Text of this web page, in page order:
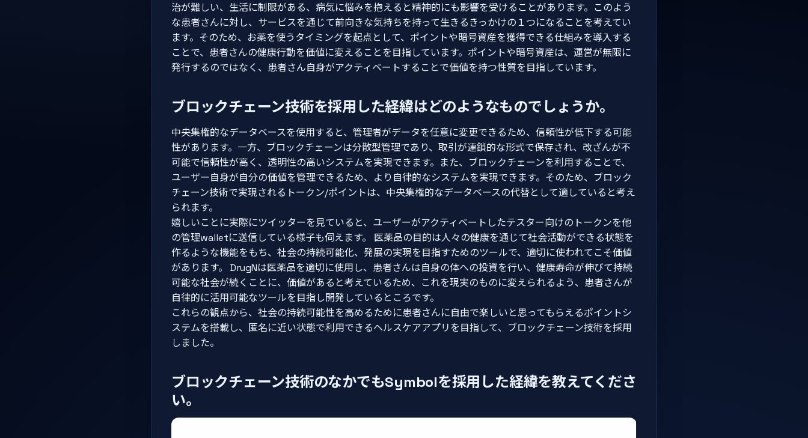
治が難しい、生活に制限がある、病気に悩みを抱えると精神的にも影響を受けることがあります。このよう
な患者さんに対し、サービスを通じて前向きな気持ちを持って生きるきっかけの１つになることを考えてい
ます。そのため、お薬を使うタイミングを起点として、ポイントや暗号資産を獲得できる仕組みを導入する
ことで、患者さんの健康行動を価値に変えることを目指しています。ポイントや暗号資産は、運営が無限に
発行するのではなく、患者さん自身がアクティベートすることで価値を持つ性質を目指しています。
ブロックチェーン技術を採用した経緯はどのようなものでしょうか。
中央集権的なデータベースを使用すると、管理者がデータを任意に変更できるため、信頼性が低下する可能
性があります。一方、ブロックチェーンは分散型管理であり、取引が連鎖的な形式で保存され、改ざんが不
可能で信頼性が高く、透明性の高いシステムを実現できます。また、ブロックチェーンを利用することで、
ユーザー自身が自分の価値を管理できるため、より自律的なシステムを実現できます。そのため、ブロック
チェーン技術で実現されるトークン/ポイントは、中央集権的なデータベースの代替として適していると考え
られます。
嬉しいことに実際にツイッターを見ていると、ユーザーがアクティベートしたテスター向けのトークンを他
の管理walletに送信している様子も伺えます。 医薬品の目的は人々の健康を通じて社会活動ができる状態を
作るような機能をもち、社会の持続可能化、発展の実現を目指すためのツールで、適切に使われてこそ価値
があります。 DrugNは医薬品を適切に使用し、患者さんは自身の体への投資を行い、健康寿命が伸びて持続
可能な社会が続くことに、価値があると考えているため、これを現実のものに変えられるよう、患者さんが
自律的に活用可能なツールを目指し開発しているところです。
これらの観点から、社会の持続可能性を高めるために患者さんに自由で楽しいと思ってもらえるポイントシ
ステムを搭載し、匿名に近い状態で利用できるヘルスケアアプリを目指して、ブロックチェーン技術を採用
しました。
ブロックチェーン技術のなかでもSymbolを採用した経緯を教えてくださ
い。